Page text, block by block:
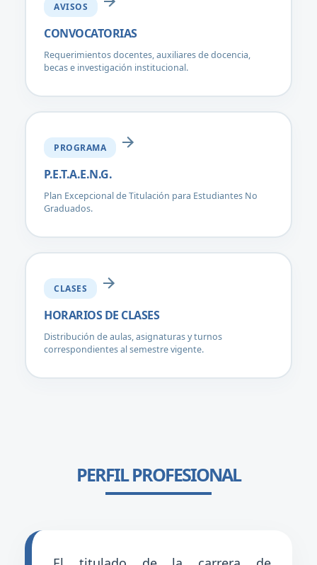
AVISOS
CONVOCATORIAS
Requerimientos docentes, auxiliares de docencia,
becas e investigación institucional.
PROGRAMA
P.E.T.A.E.N.G.
Plan Excepcional de Titulación para Estudiantes No
Graduados.
CLASES
HORARIOS DE CLASES
Distribución de aulas, asignaturas y turnos
correspondientes al semestre vigente.
PERFIL PROFESIONAL